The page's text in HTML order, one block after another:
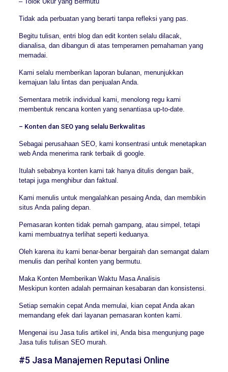
Tidak ada perbuatan yang berarti tanpa refleksi yang pas.
Begitu tulisan, entri blog dan edit konten selalu dilacak,
dianalisa, dan dibangun di atas temperamen pemahaman yang
memadai.
Kami selalu memberikan laporan bulanan, menunjukkan
kemajuan lalu lintas dan penjualan Anda.
Sementara metrik individual kami, menolong regu kami
membentuk rencana konten yang senantiasa up-to-date.
– Konten dan SEO yang selalu Berkwalitas
Sebagai perusahaan SEO, kami konsentrasi untuk menetapkan
web Anda menerima rank terbaik di google.
Itulah sebabnya konten kami tak hanya ditulis dengan baik,
tetapi juga menghibur dan faktual.
Kami menulis untuk mengalahkan pesaing Anda, dan membikin
situs Anda paling depan.
Pemasaran konten tidak pernah gampang, atau simpel, tetapi
kami membuatnya terlihat seperti keduanya.
Oleh karena itu kami benar-benar bergairah dan semangat dalam
menulis dan perihal konten yang bermutu.
Maka Konten Memberikan Waktu Masa Analisis
Meskipun konten adalah permainan kesabaran dan konsistensi.
Setiap semakin cepat Anda memulai, kian cepat Anda akan
memandang efek dari layanan pemasaran konten kami.
Mengenai isu Jasa tulis artikel ini, Anda bisa mengunjung page
Jasa tulis tulisan SEO murah.
#5 Jasa Manajemen Reputasi Online